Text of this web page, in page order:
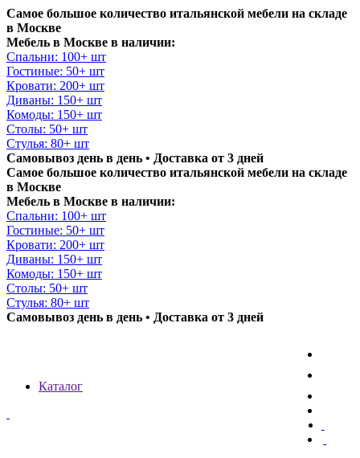
Самое большое количество итальянской мебели на складе
в Москве
Мебель в Москве в наличии:
Спальни: 100+ шт
Гостиные: 50+ шт
Кровати: 200+ шт
Диваны: 150+ шт
Комоды: 150+ шт
Столы: 50+ шт
Стулья: 80+ шт
Самовывоз день в день • Доставка от 3 дней
Самое большое количество итальянской мебели на складе
в Москве
Мебель в Москве в наличии:
Спальни: 100+ шт
Гостиные: 50+ шт
Кровати: 200+ шт
Диваны: 150+ шт
Комоды: 150+ шт
Столы: 50+ шт
Стулья: 80+ шт
Самовывоз день в день • Доставка от 3 дней
Каталог